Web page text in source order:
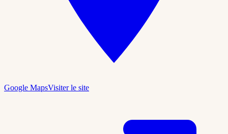
Google MapsVisiter le site